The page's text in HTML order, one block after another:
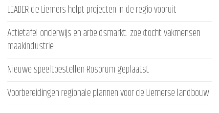
LEADER de Liemers helpt projecten in de regio vooruit
Actietafel onderwijs en arbeidsmarkt: zoektocht vakmensen
maakindustrie
Nieuwe speeltoestellen Rosorum geplaatst
Voorbereidingen regionale plannen voor de Liemerse landbouw